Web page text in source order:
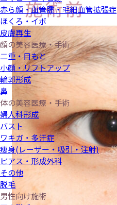
赤ら顔・血管腫・毛細血管拡張症
ほくろ・イボ
皮膚再生
顔の美容医療・手術
二重・目もと
小顔・リフトアップ
輪郭形成
鼻
体の美容医療・手術
婦人科形成
バスト
ワキガ・多汗症
痩身(レーザー・吸引・注射)
ピアス・形成外科
その他
脱毛
男性向け施術